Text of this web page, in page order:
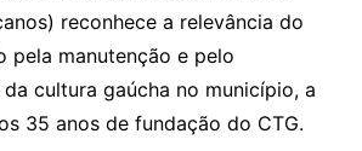
reconhece a relevância do
pela manutenção e pelo
cultura gaúcha no município, a
35 anos de fundação do CTG.